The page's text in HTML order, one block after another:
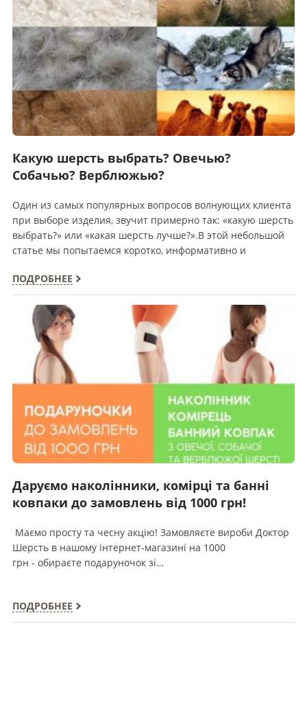
Какую шерсть выбрать? Овечью?
Собачью? Верблюжью?
Один из самых популярных вопросов волнующих клиента
при выборе изделия, звучит примерно так: «какую шерсть
выбрать?» или «какая шерсть лучше?».В этой небольшой
статье мы попытаемся коротко, информативно и
ПОДРОБНЕЕ
Даруємо наколінники, комірці та банні
ковпаки до замовлень від 1000 грн!
Маємо просту та чесну акцію! Замовляєте вироби Доктор
Шерсть в нашому інтернет-магазині на 1000
грн - обираєте подаруночок зі…
ПОДРОБНЕЕ